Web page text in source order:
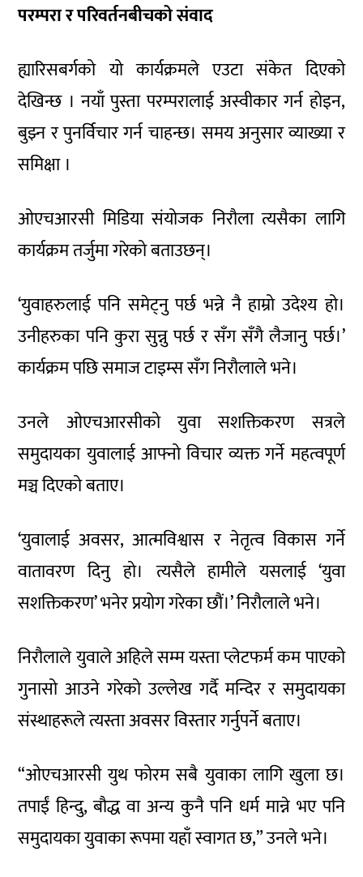
परम्परा र परिवर्तनबीचको संवाद
ह्यारिसबर्गको यो कार्यक्रमले एउटा संकेत दिएको
देखिन्छ । नयाँ पुस्ता परम्परालाई अस्वीकार गर्न होइन,
बुझ्न र पुनर्विचार गर्न चाहन्छ। समय अनुसार व्याख्या र
समिक्षा ।
ओएचआरसी मिडिया संयोजक निरौला त्यसैका लागि
कार्यक्रम तर्जुमा गरेको बताउछन्।
‘युवाहरुलाई पनि समेट्नु पर्छ भन्ने नै हाम्रो उदेश्य हो।
उनीहरुका पनि कुरा सुन्नु पर्छ र सँग सँगै लैजानु पर्छ।’
कार्यक्रम पछि समाज टाइम्स सँग निरौलाले भने।
उनले ओएचआरसीको युवा सशक्तिकरण सत्रले
समुदायका युवालाई आफ्नो विचार व्यक्त गर्ने महत्वपूर्ण
मञ्च दिएको बताए।
‘युवालाई अवसर, आत्मविश्वास र नेतृत्व विकास गर्ने
वातावरण दिनु हो। त्यसैले हामीले यसलाई ‘युवा
सशक्तिकरण’ भनेर प्रयोग गरेका छौं।’ निरौलाले भने।
निरौलाले युवाले अहिले सम्म यस्ता प्लेटफर्म कम पाएको
गुनासो आउने गरेको उल्लेख गर्दै मन्दिर र समुदायका
संस्थाहरूले त्यस्ता अवसर विस्तार गर्नुपर्ने बताए।
“ओएचआरसी युथ फोरम सबै युवाका लागि खुला छ।
तपाईं हिन्दु, बौद्ध वा अन्य कुनै पनि धर्म मान्ने भए पनि
समुदायका युवाका रूपमा यहाँ स्वागत छ,” उनले भने।